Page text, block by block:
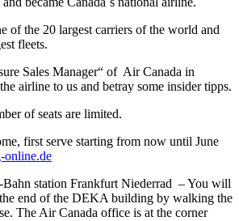
of the 20 largest carriers of the world and
fleets.
Sales Manager“ of Air Canada in
airline to us and betray some insider tipps.
of seats are limited.
first serve starting from now until June
online.de
station Frankfurt Niederrad – You will
end of the DEKA building by walking the
The Air Canada office is at the corner